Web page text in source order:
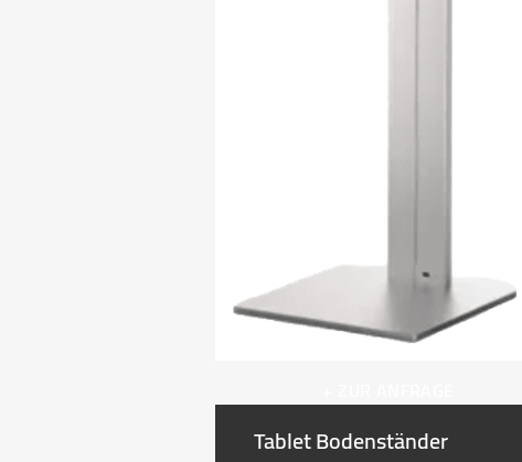
Tablet Bodenständer